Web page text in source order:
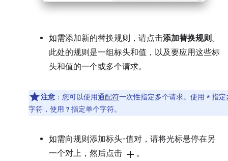
如需添加新的替换规则，请点击添加替换规则 。
此处的规则是一组标头和值，以及要应用这些标
头和值的一个或多个请求。
注意 ：您可以使用通配符一次性指定多个请求。使用 * 指定
字符，使用 ? 指定单个字符。
如需向规则添加标头-值对，请将光标悬停在另
一个对上，然后点击 add 。